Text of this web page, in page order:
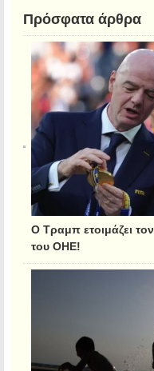
Πρόσφατα άρθρα
Ο Τραμπ ετοιμάζει
του ΟΗΕ!